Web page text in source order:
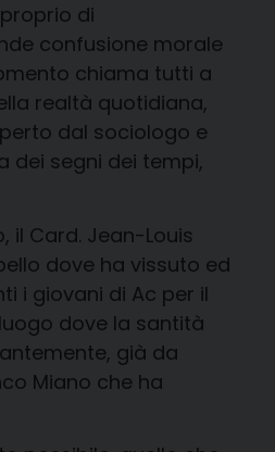
di
confusione morale
chiama tutti a
realtà quotidiana,
dal sociologo e
dei segni dei tempi,
il Card. Jean-Louis
dove ha vissuto ed
i giovani di Ac per il
dove la santità
già da
Miano che ha